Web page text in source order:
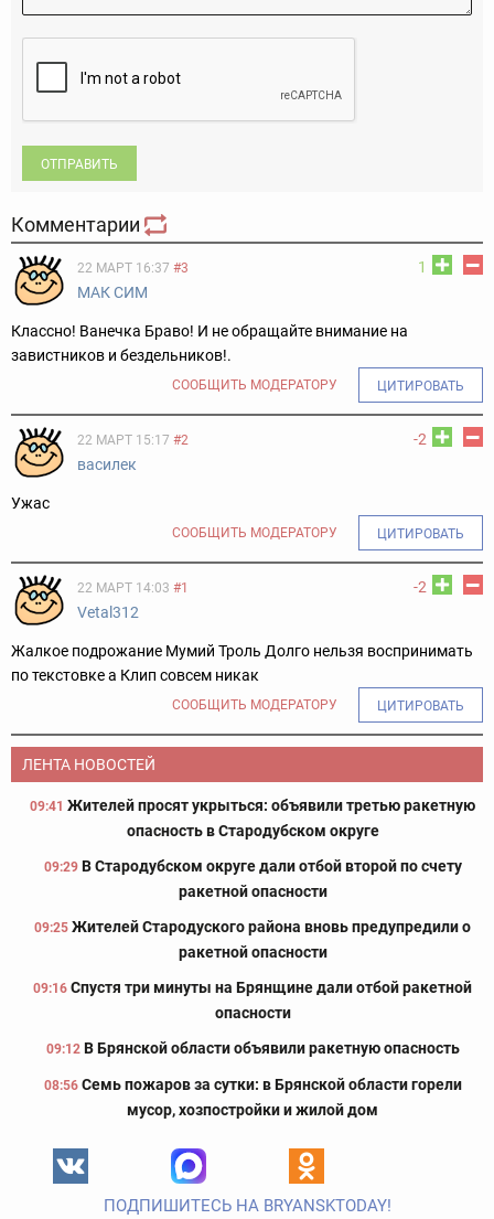
ОТПРАВИТЬ
Комментарии
1
22 МАРТ 16:37 #3
МАК СИМ
Классно! Ванечка Браво! И не обращайте внимание на
завистников и бездельников!.
СООБЩИТЬ МОДЕРАТОРУ ЦИТИРОВАТЬ
-2
22 МАРТ 15:17 #2
василек
Ужас
СООБЩИТЬ МОДЕРАТОРУ ЦИТИРОВАТЬ
-2
22 МАРТ 14:03 #1
Vetal312
Жалкое подрожание Мумий Троль Долго нельзя воспринимать
по текстовке а Клип совсем никак
СООБЩИТЬ МОДЕРАТОРУ ЦИТИРОВАТЬ
ЛЕНТА НОВОСТЕЙ
09:41 Жителей просят укрыться: объявили третью ракетную
опасность в Стародубском округе
09:29 В Стародубском округе дали отбой второй по счету
ракетной опасности
09:25 Жителей Стародуского района вновь предупредили о
ракетной опасности
09:16 Спустя три минуты на Брянщине дали отбой ракетной
опасности
09:12 В Брянской области объявили ракетную опасность
08:56 Семь пожаров за сутки: в Брянской области горели
мусор, хозпостройки и жилой дом
ПОДПИШИТЕСЬ НА BRYANSKTODAY!